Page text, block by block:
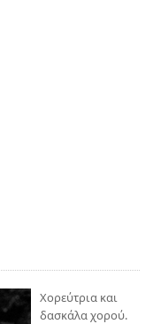
Χορεύτρια και
δασκάλα χορού.